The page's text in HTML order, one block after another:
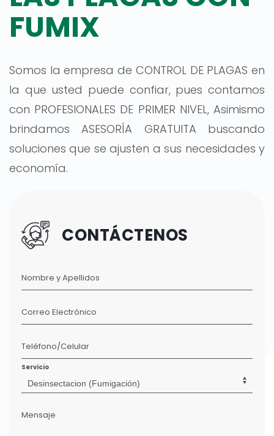
FUMIX
Somos la empresa de CONTROL DE PLAGAS en
la que usted puede confiar, pues contamos
con PROFESIONALES DE PRIMER NIVEL, Asimismo
brindamos ASESORÍA GRATUITA buscando
soluciones que se ajusten a sus necesidades y
economía.
CONTÁCTENOS
Nombre y Apellidos
Correo Electrónico
Teléfono/Celular
Servicio
Mensaje